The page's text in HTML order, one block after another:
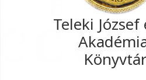
Teleki József